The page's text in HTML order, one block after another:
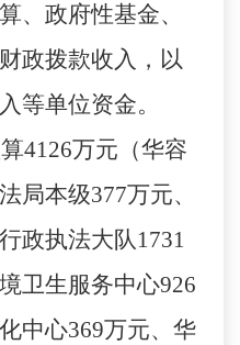
、政府性基金、
政拨款收入，以
等单位资金。
4126万元（华容
局本级377万元、
政执法大队1731
卫生服务中心926
中心369万元、华